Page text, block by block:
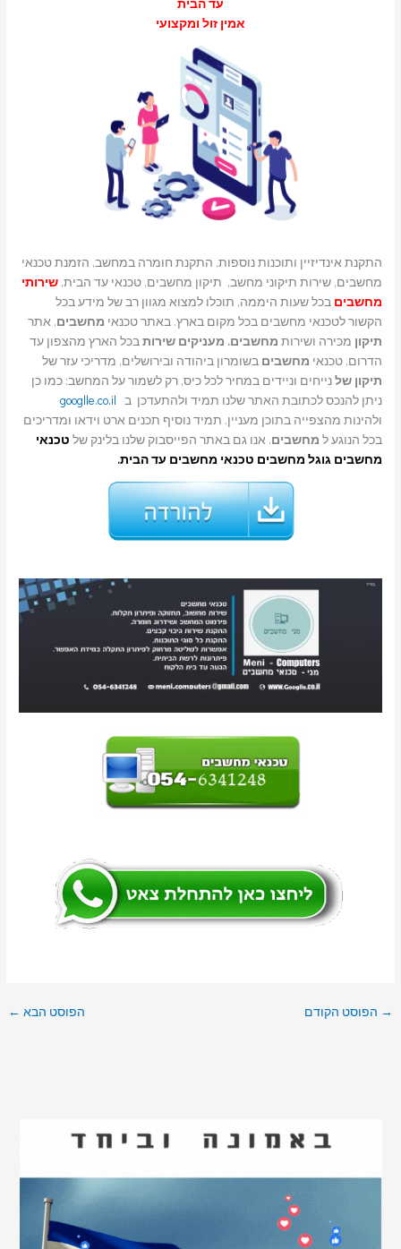
עד הבית
אמין זול ומקצועי
התקנת אינדיזיין ותוכנות נוספות, התקנת חומרה במחשב, הזמנת טכנאי
מחשבים, שירות תיקוני מחשב, תיקון מחשבים, טכנאי עד הבית,שירותי
מחשבים בכל שעות היממה, תוכלו למצוא מגוון רב של מידע בכל
הקשור לטכנאי מחשבים בכל מקום בארץ. באתר טכנאי מחשבים, אתר
תיקון מכירה ושירות מחשבים. מעניקים שירותבכל הארץ מהצפון עד
הדרום, טכנאי מחשבים בשומרון ביהודה ובירושלים, מדריכי עזר של
תיקון שלנייחים וניידים במחיר לכל כיס, רק לשמור על המחשב: כמו כן
ניתן להנכס לכתובת האתר שלנו תמיד ולהתעדכן ב googlle.co.il
ולהינות מהצפייה בתוכן מעניין. תמיד נוסיף תכנים ארט וידאו ומדריכים
בכל הנוגע ל מחשבים. אנו גם באתר הפייסבוק שלנו בלינק של טכנאי
מחשבים גוגל מחשבים טכנאי מחשבים עד הבית.
→ הפוסט הקודם הפוסט הבא ←